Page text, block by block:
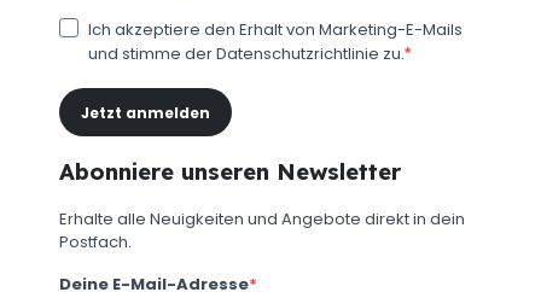
Ich akzeptiere den Erhalt von Marketing-E-Mails
und stimme der Datenschutzrichtlinie zu.
Jetzt anmelden
Abonniere unseren Newsletter
Erhalte alle Neuigkeiten und Angebote direkt in dein
Postfach.
Deine E-Mail-Adresse